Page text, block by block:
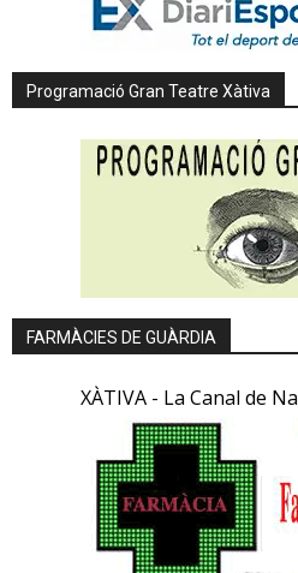
Programació Gran Teatre Xàtiva
FARMÀCIES DE GUÀRDIA
XÀTIVA - La Canal de